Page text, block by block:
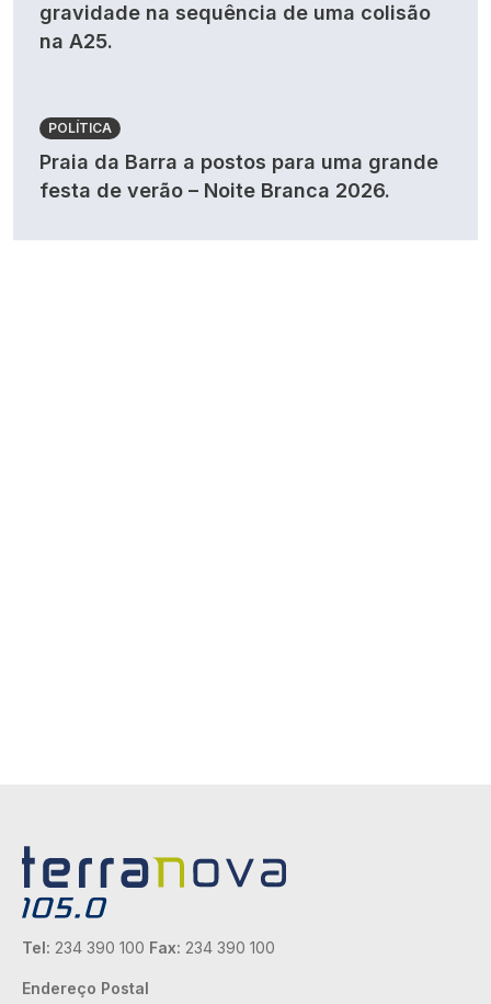
gravidade na sequência de uma colisão
na A25.
POLÍTICA
Praia da Barra a postos para uma grande
festa de verão – Noite Branca 2026.
Tel: 234 390 100 Fax: 234 390 100
Endereço Postal